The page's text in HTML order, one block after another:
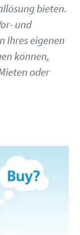
bieten.
und
Ihres eigenen
können,
oder